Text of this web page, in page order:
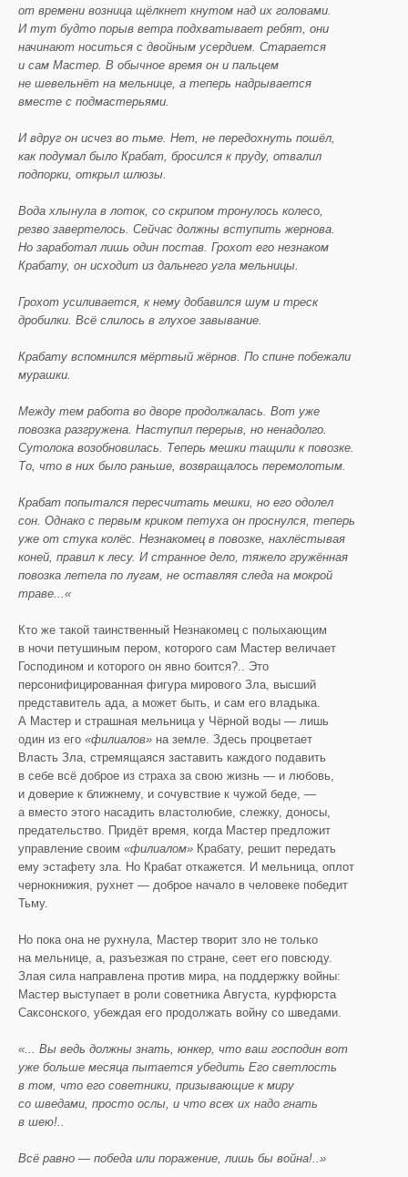
от времени возница щёлкнет кнутом над их головами.
И тут будто порыв ветра подхватывает ребят, они
начинают носиться с двойным усердием. Старается
и сам Мастер. В обычное время он и пальцем
не шевельнёт на мельнице, а теперь надрывается
вместе с подмастерьями.
И вдруг он исчез во тьме. Нет, не передохнуть пошёл,
как подумал было Крабат, бросился к пруду, отвалил
подпорки, открыл шлюзы.
Вода хлынула в лоток, со скрипом тронулось колесо,
резво завертелось. Сейчас должны вступить жернова.
Но заработал лишь один постав. Грохот его незнаком
Крабату, он исходит из дальнего угла мельницы.
Грохот усиливается, к нему добавился шум и треск
дробилки. Всё слилось в глухое завывание.
Крабату вспомнился мёртвый жёрнов. По спине побежали
мурашки.
Между тем работа во дворе продолжалась. Вот уже
повозка разгружена. Наступил перерыв, но ненадолго.
Сутолока возобновилась. Теперь мешки тащили к повозке.
То, что в них было раньше, возвращалось перемолотым.
Крабат попытался пересчитать мешки, но его одолел
сон. Однако с первым криком петуха он проснулся, теперь
уже от стука колёс. Незнакомец в повозке, нахлёстывая
коней, правил к лесу. И странное дело, тяжело гружённая
повозка летела по лугам, не оставляя следа на мокрой
траве...«
Кто же такой таинственный Незнакомец с полыхающим
в ночи петушиным пером, которого сам Мастер величает
Господином и которого он явно боится?.. Это
персонифицированная фигура мирового Зла, высший
представитель ада, а может быть, и сам его владыка.
А Мастер и страшная мельница у Чёрной воды — лишь
один из его «филиалов» на земле. Здесь процветает
Власть Зла, стремящаяся заставить каждого подавить
в себе всё доброе из страха за свою жизнь — и любовь,
и доверие к ближнему, и сочувствие к чужой беде, —
а вместо этого насадить властолюбие, слежку, доносы,
предательство. Придёт время, когда Мастер предложит
управление своим «филиалом» Крабату, решит передать
ему эстафету зла. Но Крабат откажется. И мельница, оплот
чернокнижия, рухнет — доброе начало в человеке победит
Тьму.
Но пока она не рухнула, Мастер творит зло не только
на мельнице, а, разъезжая по стране, сеет его повсюду.
Злая сила направлена против мира, на поддержку войны:
Мастер выступает в роли советника Августа, курфюрста
Саксонского, убеждая его продолжать войну со шведами.
«... Вы ведь должны знать, юнкер, что ваш господин вот
уже больше месяца пытается убедить Его светлость
в том, что его советники, призывающие к миру
со шведами, просто ослы, и что всех их надо гнать
в шею!..
Всё равно — победа или поражение, лишь бы война!..»